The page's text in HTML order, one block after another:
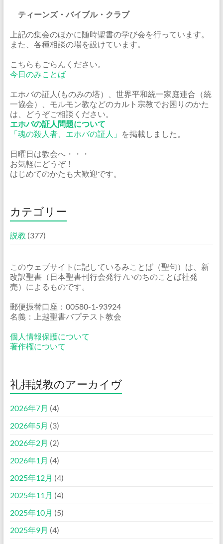
ティーンズ・バイブル・クラブ
上記の集会のほかに随時聖書の学び会を行っています。
また、各種相談の場を設けています。
こちらもごらんください。
今日のみことば
エホバの証人(ものみの塔）、世界平和統一家庭連合（統
一協会）、モルモン教などのカルト宗教でお困りのかた
は、どうぞご相談ください。
エホバの証人問題について
「魂の殺人者、エホバの証人」 を掲載しました。
日曜日は教会へ・・・
お気軽にどうぞ！
はじめてのかたも大歓迎です。
カテゴリー
説教 (377)
このウェブサイトに記しているみことば（聖句）は、新
改訳聖書（日本聖書刊行会発行 /いのちのことば社発
売）によるものです。
郵便振替口座：00580-1-93924
名義：上越聖書バプテスト教会
個人情報保護について
著作権について
礼拝説教のアーカイヴ
2026年7月 (4)
2026年5月 (3)
2026年2月 (2)
2026年1月 (4)
2025年12月 (4)
2025年11月 (4)
2025年10月 (5)
2025年9月 (4)